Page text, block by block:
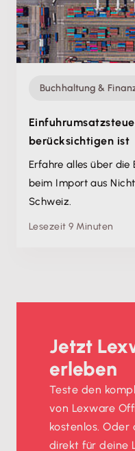
Buchhaltung &
berücksichtigen ist
Erfahre alles über die
beim Import aus
Schweiz.
Lesezeit 9 Minuten
Jetzt
erleben
Teste den
von Lexware
kostenlos.
direkt für deine